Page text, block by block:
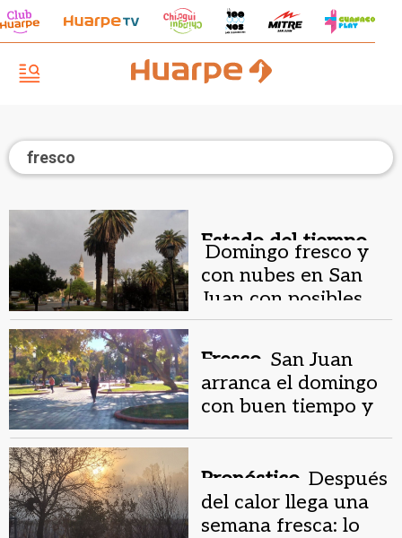
fresco
Estado del tiempo.
Domingo fresco y
con nubes en San
Juan con posibles
lloviznas
Fresco. San Juan
arranca el domingo
con buen tiempo y
Pronóstico. Después
del calor llega una
semana fresca: lo